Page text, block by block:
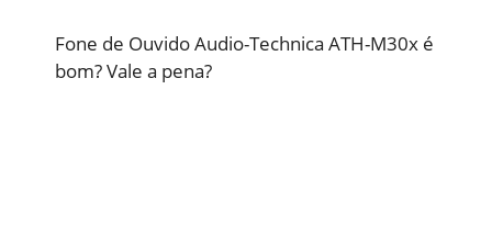
Fone de Ouvido Audio-Technica ATH-M30x é
bom? Vale a pena?